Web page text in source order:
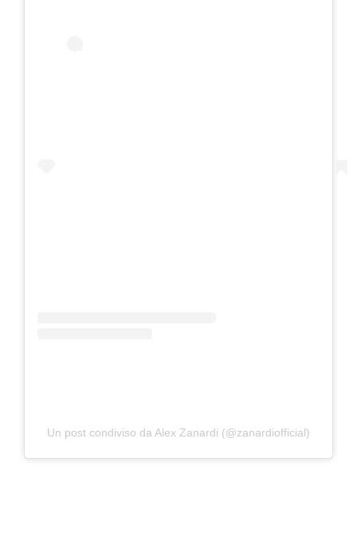
Un post condiviso da Alex Zanardi (@zanardiofficial)